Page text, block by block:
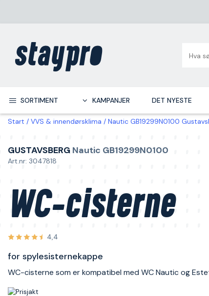
SORTIMENT KAMPANJER DET NYESTE
Start VVS & innendørsklima Nautic GB19299N0100
GUSTAVSBERG Nautic GB19299N0100
Art.nr: 3047818
WC-cisterne
4,4
for spylesisternekappe
WC-cisterne som er kompatibel med WC Nautic og